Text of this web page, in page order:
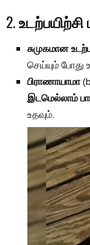
2.
சுமுகமான
செய்யும் போது
பிராணாயாமா
இடமெல்லாம்
உதவும்.